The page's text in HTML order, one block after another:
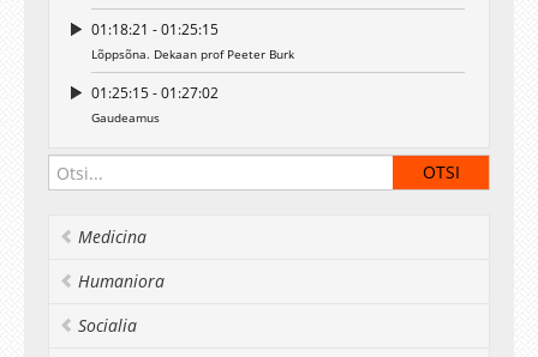
01:18:21 - 01:25:15
Lõppsõna. Dekaan prof Peeter Burk
01:25:15 - 01:27:02
Gaudeamus
Medicina
Humaniora
Socialia